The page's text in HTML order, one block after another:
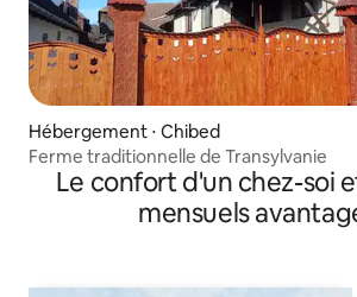
Hébergement ⋅ Chibed
Ferme traditionnelle de Transylvanie
Le confort d'un chez-soi
mensuels